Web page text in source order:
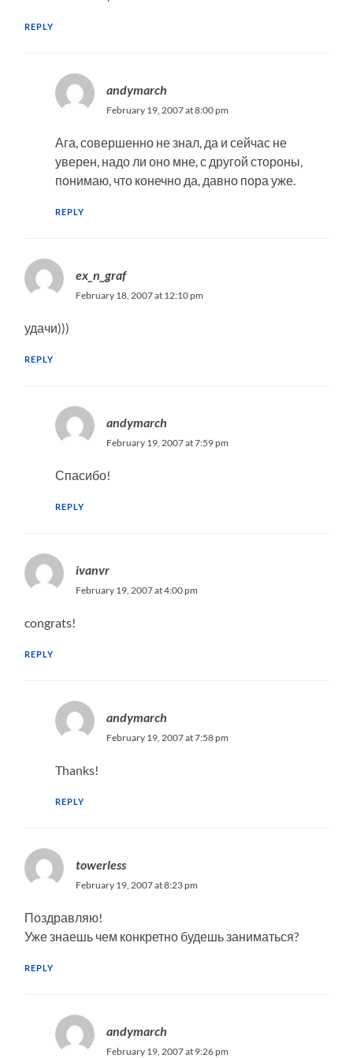
REPLY
andymarch
February 19, 2007 at 8:00 pm
Ага, совершенно не знал, да и сейчас не
уверен, надо ли оно мне, с другой стороны,
понимаю, что конечно да, давно пора уже.
REPLY
ex_n_graf
February 18, 2007 at 12:10 pm
удачи)))
REPLY
andymarch
February 19, 2007 at 7:59 pm
Спасибо!
REPLY
ivanvr
February 19, 2007 at 4:00 pm
congrats!
REPLY
andymarch
February 19, 2007 at 7:58 pm
Thanks!
REPLY
towerless
February 19, 2007 at 8:23 pm
Поздравляю!
Уже знаешь чем конкретно будешь заниматься?
REPLY
andymarch
February 19, 2007 at 9:26 pm